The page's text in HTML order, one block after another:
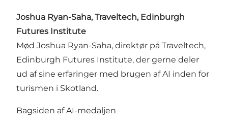
Joshua Ryan-Saha, Traveltech, Edinburgh
Futures Institute
Mød Joshua Ryan-Saha, direktør på Traveltech,
Edinburgh Futures Institute, der gerne deler
ud af sine erfaringer med brugen af AI inden for
turismen i Skotland.
Bagsiden af AI-medaljen